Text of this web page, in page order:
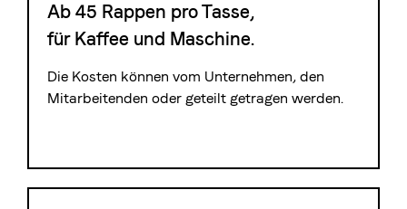
Ab 45 Rappen pro Tasse,
für Kaffee und Maschine.
Die Kosten können vom Unternehmen, den
Mitarbeitenden oder geteilt getragen werden.